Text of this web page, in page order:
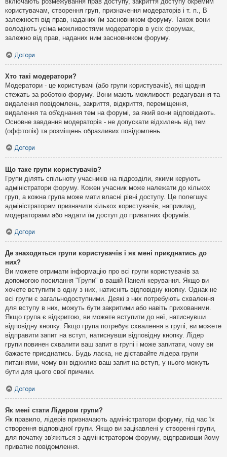
користувачам, створення груп, призначення модераторів і т. п., В
залежності від прав, наданих їм засновником форуму. Також вони
володіють усіма можливостями модераторів в усіх форумах,
залежно від прав, наданих ним засновником форуму.
Догори
Хто такі модератори?
Модератори - це користувачі (або групи користувачів), які щодня
стежать за роботою форуму. Вони мають можливості редагування та
видалення повідомлень, закриття, відкриття, переміщення,
видалення та об'єднання тем на форумі, за який вони відповідають.
Основне завдання модераторів - не допускати відхилень від тем
(оффтопік) та розміщень образливих повідомлень.
Догори
Що таке групи користувачів?
Групи ділять спільноту учасників на підрозділи, якими керують
адміністратори форуму. Кожен учасник може належати до кількох
груп, а кожна група може мати власні рівні доступу. Це полегшує
адміністраторам призначити кількох користувачів, наприклад,
модераторами або надати їм доступ до приватних форумів.
Догори
Де знаходяться групи користувачів і як мені приєднатись до
них?
Ви можете отримати інформацію про всі групи користувачів за
допомогою посилання "Групи" в вашій Панелі керування. Якщо ви
хочете вступити в одну з них, натисніть відповідну кнопку. Однак не
всі групи є загальнодоступними. Деякі з них потребують схвалення
для вступу в них, можуть бути закритими або навіть прихованими.
Якщо група є відкритою, ви можете вступити до неї, натиснувши
відповідну кнопку. Якщо група потребує схвалення в групі, ви можете
відправити запит на вступ, натиснувши відповідну кнопку. Лідер
групи повинен схвалити ваш запит в групі і може запитати, чому ви
бажаєте приєднатись. Будь ласка, не діставайте лідера групи
питаннями, чому він відхилив ваш запит на вступ, у нього можуть
бути для цього свої причини.
Догори
Як мені стати Лідером групи?
Як правило, лідерів призначають адміністратори форуму, під час їх
створення відповідної групи. Якщо ви зацікавлені у створенні групи,
для початку зв'яжіться з адміністратором форуму, відправивши йому
приватне повідомлення.